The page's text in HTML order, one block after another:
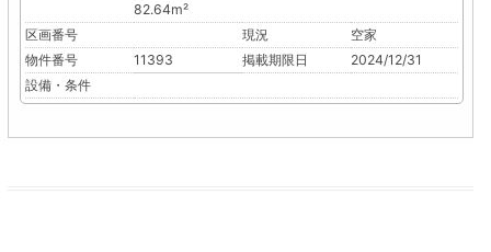
82.64m²
区画番号 現況
空家
物件番号
11393 掲載期限日
2024/12/31
設備・条件